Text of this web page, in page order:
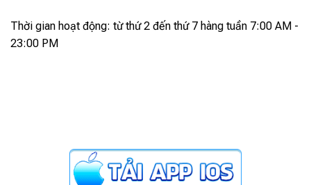
Thời gian hoạt động: từ thứ 2 đến thứ 7 hàng tuần 7:00 AM -
23:00 PM